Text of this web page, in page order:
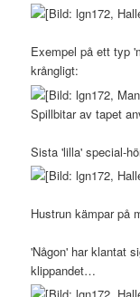
Exempel på ett typ
krångligt:
Spillbitar av tapet
Sista 'lilla' special-
Hustrun kämpar på
'Någon' har klantat
klippandet…